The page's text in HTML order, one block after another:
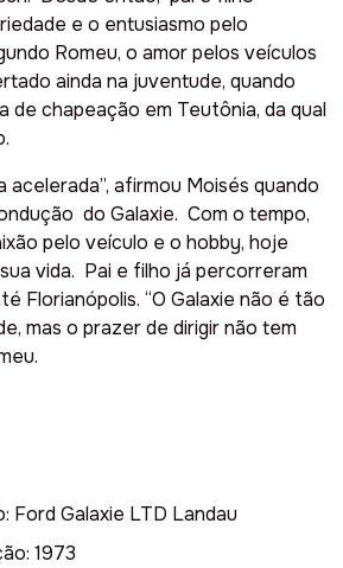
e o entusiasmo pelo
Romeu, o amor pelos veículos
ainda na juventude, quando
de chapeação em Teutônia, da qual
acelerada”, afirmou Moisés quando
do Galaxie. Com o tempo,
pelo veículo e o hobby, hoje
vida. Pai e filho já percorreram
Florianópolis. “O Galaxie não é tão
mas o prazer de dirigir não tem
Ford Galaxie LTD Landau
1973